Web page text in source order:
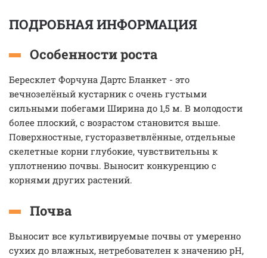
ПОДРОБНАЯ ИНФОРМАЦИЯ
Особенности роста
Бересклет Форчуна Дартс Бланкет - это
вечнозелёный кустарник с очень густыми
сильными побегами Ширина до 1,5 м. В молодости
более плоский, с возрастом становится выше.
Поверхностные, густоразветвлённые, отдельные
скелетные корни глубокие, чувствительны к
уплотнению почвы. Выносит конкуренцию с
корнями других растений.
Почва
Выносит все культивируемые почвы от умеренно
сухих до влажных, нетребователен к значению рН,